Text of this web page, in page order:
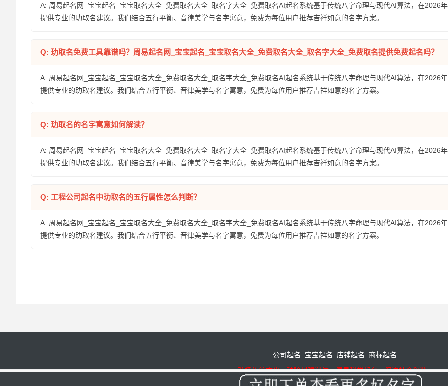
A: 周易起名网_宝宝起名_宝宝取名大全_免费取名大全_取名字大全_免费取名AI起名系统基于传统八字命理与现代AI算法，在2026
提供专业的玏取名建议。我们结合五行平衡、音律美学与名字寓意，免费为每位用户推荐吉祥如意的名字方案。
Q: 玏取名免费工具靠谱吗？周易起名网_宝宝起名_宝宝取名大全_免费取名大全_取名字大全_免费取名提供免费起名吗？
A: 周易起名网_宝宝起名_宝宝取名大全_免费取名大全_取名字大全_免费取名AI起名系统基于传统八字命理与现代AI算法，在2026
提供专业的玏取名建议。我们结合五行平衡、音律美学与名字寓意，免费为每位用户推荐吉祥如意的名字方案。
Q: 玏取名的名字寓意如何解读？
A: 周易起名网_宝宝起名_宝宝取名大全_免费取名大全_取名字大全_免费取名AI起名系统基于传统八字命理与现代AI算法，在2026
提供专业的玏取名建议。我们结合五行平衡、音律美学与名字寓意，免费为每位用户推荐吉祥如意的名字方案。
Q: 工程公司起名中玏取名的五行属性怎么判断？
A: 周易起名网_宝宝起名_宝宝取名大全_免费取名大全_取名字大全_免费取名AI起名系统基于传统八字命理与现代AI算法，在2026
提供专业的玏取名建议。我们结合五行平衡、音律美学与名字寓意，免费为每位用户推荐吉祥如意的名字方案。
公司起名 宝宝起名 店铺起名
商标起名
弘扬传统文化，破除封建迷信，倡导科学起名，促进社会和谐。
粤ICP备19027288号-4© 周易起名-公司起名-宝宝起名-八字取名 2008-2026